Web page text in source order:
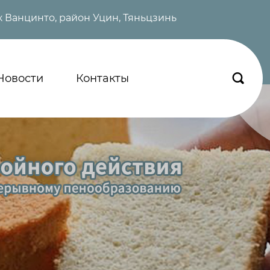
район Уцин, Тяньцзинь
Контакты 